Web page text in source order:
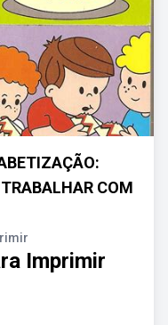
COM
Imprimir